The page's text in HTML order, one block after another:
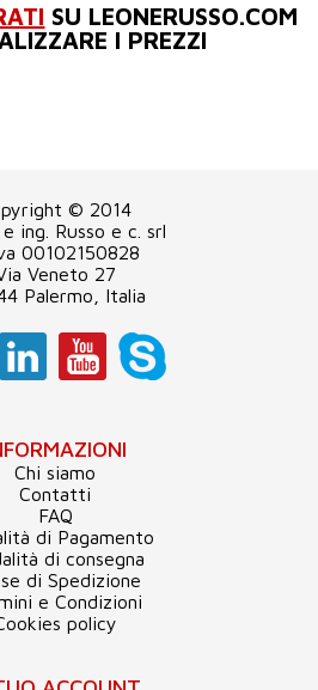
SU LEONERUSSO.COM
I PREZZI
© 2014
ing. Russo e c. srl
00102150828
Veneto 27
Palermo, Italia
Chi siamo
Contatti
FAQ
di Pagamento
di consegna
di Spedizione
e Condizioni
policy